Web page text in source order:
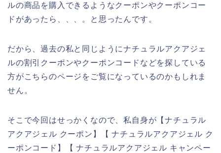
ルの商品を購入できるようなクーポンやクーポンコー
ドがあったら、、、。と思ったんです。
だから、過去の私と同じようにナチュラルアクアジェ
ルの割引クーポンやクーポンコードなどを探している
方がこちらのページをご覧になっているのかもしれま
せん。
そこで今回はせっかくなので、私自身が【ナチュラル
アクアジェル クーポン】【 ナチュラルアクアジェル ク
ーポンコード】【 ナチュラルアクアジェル キャンペー